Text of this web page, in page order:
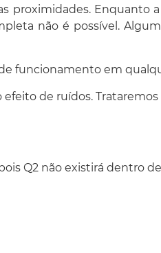
Enquanto
não é possível.
funcionamento em
de ruídos.
Q2 não existirá dentro